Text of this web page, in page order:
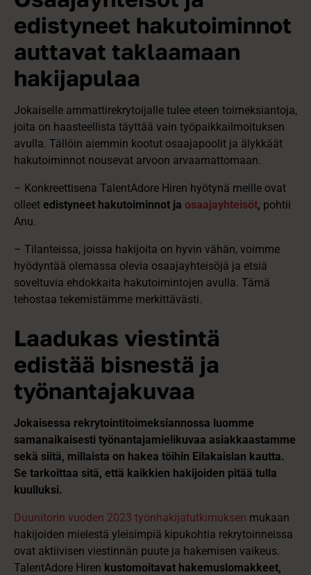
edistyneet hakutoiminnot
auttavat taklaamaan
hakijapulaa
Jokaiselle ammattirekrytoijalle tulee eteen toimeksiantoja,
joita on haasteellista täyttää vain työpaikkailmoituksen
avulla. Tällöin aiemmin kootut osaajapoolit ja älykkäät
hakutoiminnot nousevat arvoon arvaamattomaan.
– Konkreettisena TalentAdore Hiren hyötynä meille ovat
olleet edistyneet hakutoiminnot ja osaajayhteisöt, pohtii
Anu.
– Tilanteissa, joissa hakijoita on hyvin vähän, voimme
hyödyntää olemassa olevia osaajayhteisöjä ja etsiä
soveltuvia ehdokkaita hakutoimintojen avulla. Tämä
tehostaa tekemistämme merkittävästi.
Laadukas viestintä
edistää bisnestä ja
työnantajakuvaa
Jokaisessa rekrytointitoimeksiannossa luomme
samanaikaisesti työnantajamielikuvaa asiakkaastamme
sekä siitä, millaista on hakea töihin Eilakaislan kautta.
Se tarkoittaa sitä, että kaikkien hakijoiden pitää tulla
kuulluksi.
Duunitorin vuoden 2023 työnhakijatutkimuksen mukaan
hakijoiden mielestä yleisimpiä kipukohtia rekrytoinneissa
ovat aktiivisen viestinnän puute ja hakemisen vaikeus.
TalentAdore Hiren kustomoitavat hakemuslomakkeet,